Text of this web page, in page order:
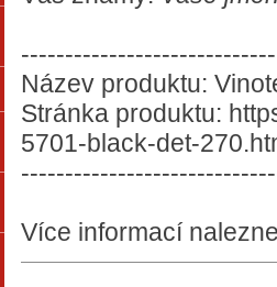
Název produktu:
Stránka produktu:
5701-black-det-
Více informací